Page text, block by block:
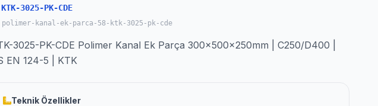
KTK-3025-PK-CDE
polimer-kanal-ek-parca-58-ktk-3025-pk-cde
3025-PK-CDE Polimer Kanal Ek Parça 300x500x250mm | C250/D400 |
EN 124-5 | KTK
Teknik Özellikler